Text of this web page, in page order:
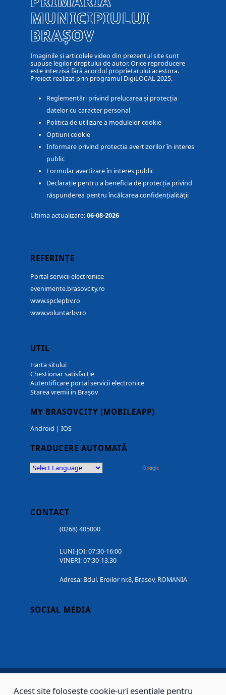
MUNICIPIULUI
BRAȘOV
Imaginile și articolele video din prezentul site sunt
supuse legilor dreptului de autor. Orice reproducere
este interzisă fără acordul proprietarului acestora.
Proiect realizat prin programul DigiLOCAL 2025.
Reglementări privind prelucarea și protecția
datelor cu caracter personal
Politica de utilizare a modulelor cookie
Optiuni cookie
Informare privind protectia avertizorilor în interes
public
Formular avertizare în interes public
Declarație pentru a beneficia de protecția privind
răspunderea pentru încălcarea confidențialității
Ultima actualizare:06-08-2026
REFERINȚE
Portal servicii electronice
evenimente.brasovcity.ro
www.spclepbv.ro
www.voluntarbv.ro
UTIL
Harta sitului
Chestionar satisfacție
Autentificare portal servicii electronice
Starea vremii in Brașov
MY BRASOVCITY (MOBILEAPP)
Android | IOS
TRADUCERE AUTOMATĂ
CONTACT
(0268) 405000
LUNI-JOI: 07:30-16:00
VINERI: 07:30-13.30
Adresa: Bdul. Eroilor nr.8, Brasov, ROMANIA
SOCIAL MEDIA
Acest site folosește cookie-uri esențiale pentru